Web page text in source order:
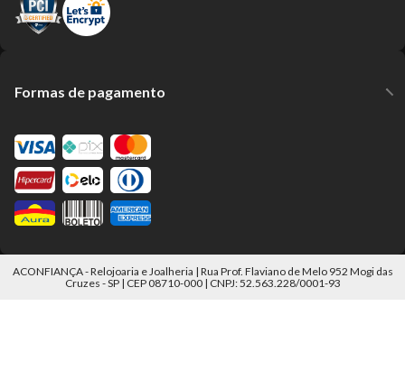
Formas de pagamento
ACONFIANÇA - Relojoaria e Joalheria | Rua Prof. Flaviano de Melo 952 Mogi das
Cruzes - SP | CEP 08710-000 | CNPJ: 52.563.228/0001-93